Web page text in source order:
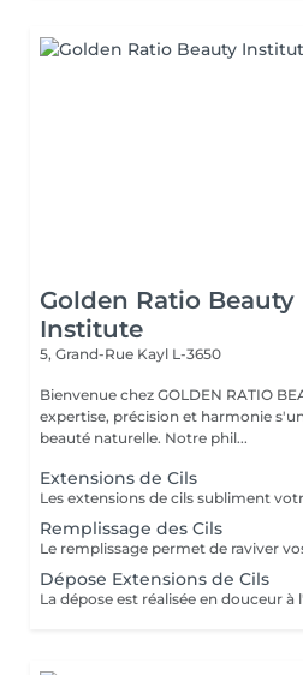
Golden Ratio Beauty
Institute
5, Grand-Rue Kayl L-3650
Bienvenue chez GOLDEN RATIO BEAUTY INSTITUTE Un lieu où
expertise, précision et harmonie
beauté naturelle. Notre phil...
Extensions de Cils
Remplissage des Cils
Dépose Extensions de Cils